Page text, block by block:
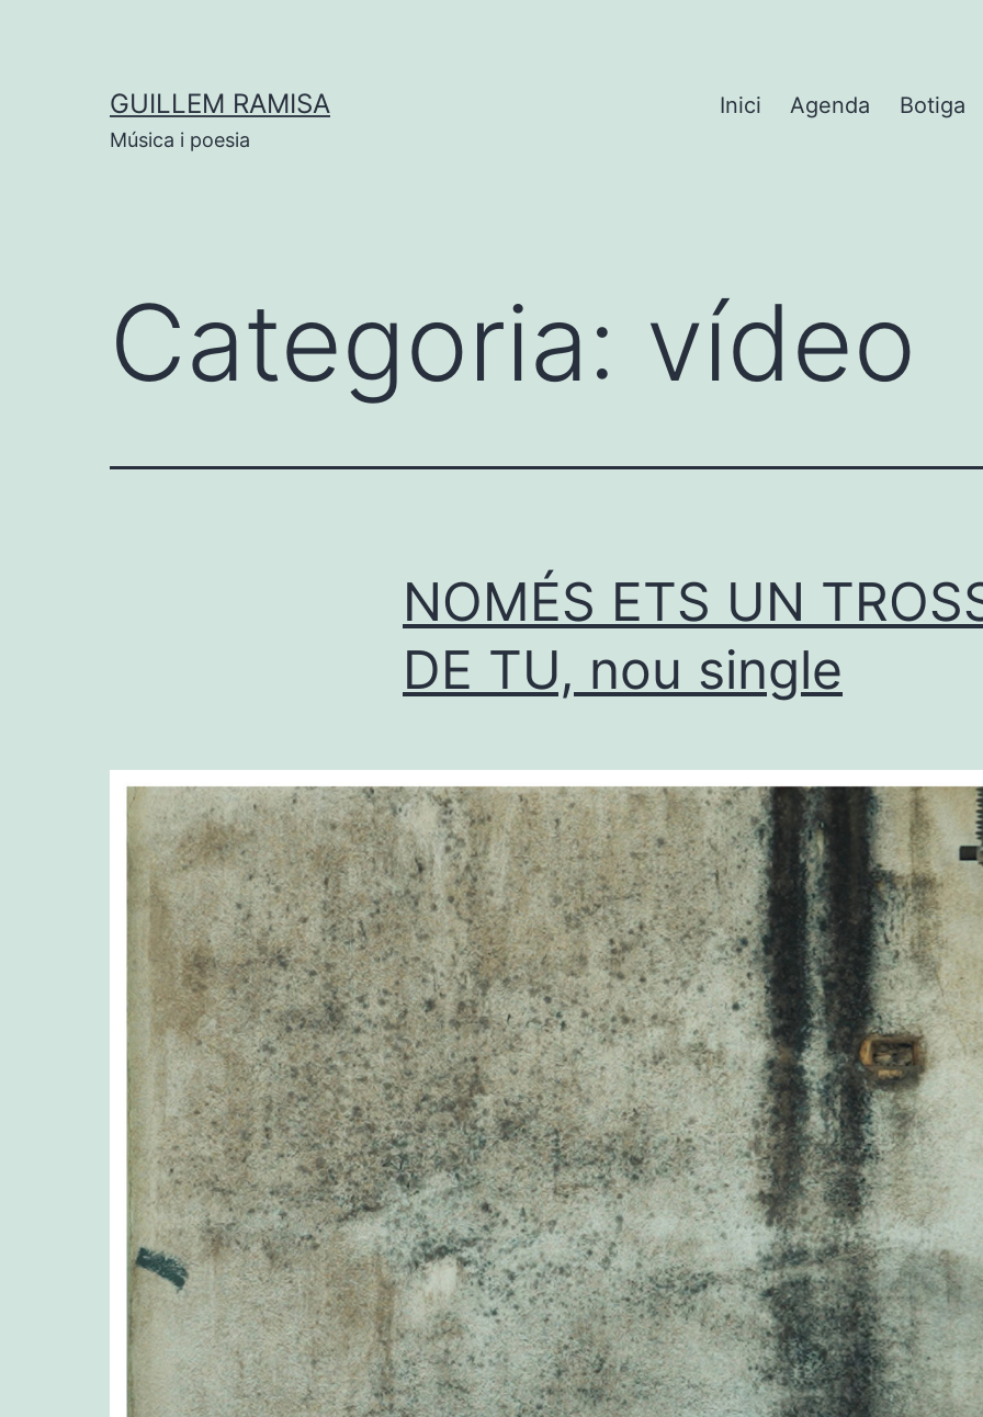
GUILLEM RAMISA
Música i poesia
Inici Agenda Botiga
Categoria: vídeo
NOMÉS ETS UN
DE TU, nou single